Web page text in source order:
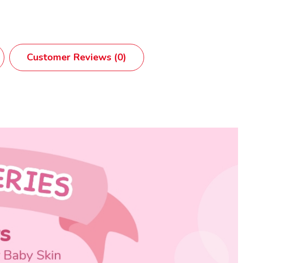
Customer Reviews (0)